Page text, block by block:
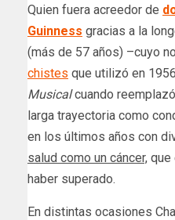
Quien fuera acreedor de
Guinness gracias a la
(más de 57 años) –cuyo
chistes que utilizó en
Musicalcuando
larga trayectoria como
en los últimos años con
salud como un cáncer, que
haber superado.
En distintas ocasiones